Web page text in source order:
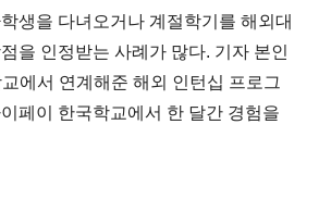
생을 다녀오거나 계절학기를 해외대
을 인정받는 사례가 많다. 기자 본인
에서 연계해준 해외 인턴십 프로그
페이 한국학교에서 한 달간 경험을